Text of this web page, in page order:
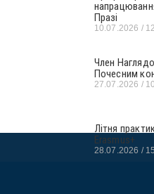
Празі
10.07.2026
Член
Почесним
27.07.2026
Літня
Erasmus+
28.07.2026